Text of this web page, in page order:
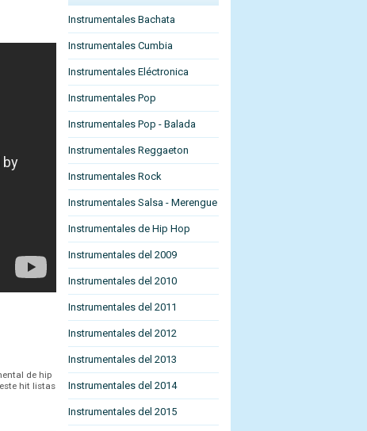
de hip
hit listas
Instrumentales Bachata
Instrumentales Cumbia
Instrumentales Eléctronica
Instrumentales Pop
Instrumentales Pop - Balada
Instrumentales Reggaeton
Instrumentales Rock
Instrumentales Salsa - Merengue
Instrumentales de Hip Hop
Instrumentales del 2009
Instrumentales del 2010
Instrumentales del 2011
Instrumentales del 2012
Instrumentales del 2013
Instrumentales del 2014
Instrumentales del 2015